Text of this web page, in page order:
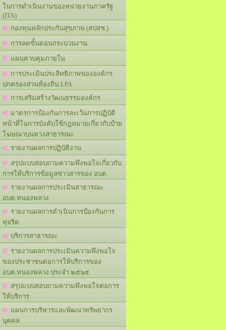
ในการดำเนินงานของหน่วยงานภาครัฐ
(ITA)
กองทุนหลักประกันสุขภาพ (สปสช.)
การลดขั้นตอนกระบวนงาน
แผนควบคุมภายใน
การประเมินประสิทธิภาพขององค์กร
ปกครองส่วนท้องถิ่น LPA
การเสริมสร้างวัฒนธรรมองค์กร
มาตรการป้องกันการละเว้นการปฏิบัติ
หน้าที่ในการบังคับใช้กฎหมายเกี่ยวกับป้าย
โฆษณาบนทางสาธารณะ
รายงานผลการปฏิบัติงาน
สรุปแบบสอบถามความพึงพอใจเกี่ยวกับ
การให้บริการข้อมูลข่าวสารของ อบต.
รายงานผลการประเมินสาธารณะ
อบต.หนองพลวง
รายงานผลการดำเนินการป้องกันการ
ทุจริต
บริการสาธารณะ
รายงานผลการประเมินความพึงพอใจ
ของประชาชนต่อการให้บริการของ
อบต.หนองพลวง ประจำ ๒๕๖๕
สรุปแบบสอบถามความพึงพอใจต่อการ
ให้บริการ
แผนการบริหารและพัฒนาทรัพยากร
บุคคล